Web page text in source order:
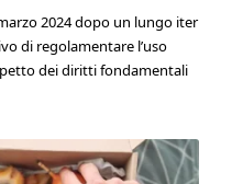
2024 dopo un lungo iter
di regolamentare l’uso
dei diritti fondamentali